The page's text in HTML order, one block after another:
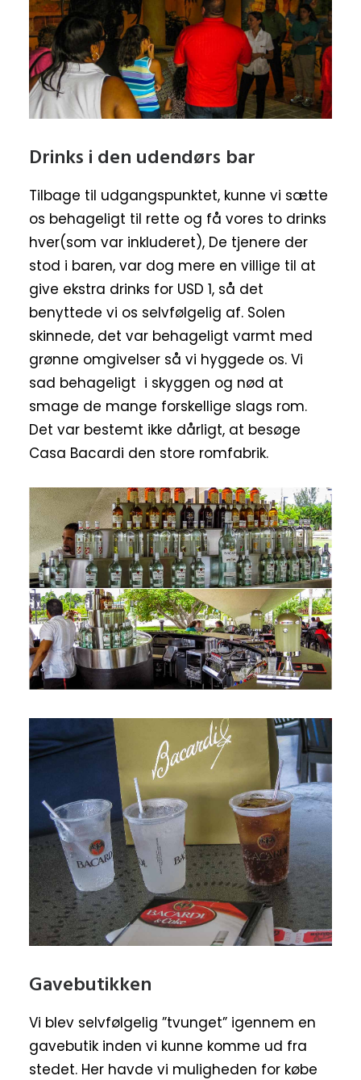
Drinks i den udendørs bar
Tilbage til udgangspunktet, kunne vi sætte
os behageligt til rette og få vores to drinks
hver(som var inkluderet), De tjenere der
stod i baren, var dog mere en villige til at
give ekstra drinks for USD 1, så det
benyttede vi os selvfølgelig af. Solen
skinnede, det var behageligt varmt med
grønne omgivelser så vi hyggede os. Vi
sad behageligt i skyggen og nød at
smage de mange forskellige slags rom.
Det var bestemt ikke dårligt, at besøge
Casa Bacardi den store romfabrik.
Gavebutikken
Vi blev selvfølgelig ”tvunget” igennem en
gavebutik inden vi kunne komme ud fra
stedet. Her havde vi muligheden for købe